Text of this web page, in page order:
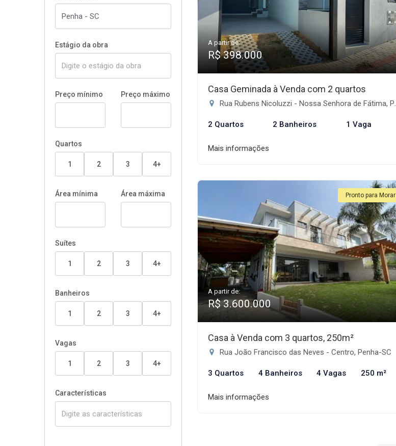
Estágio da obra
Preço mínimo Preço máximo
Quartos
1 2 3 4+
Área mínima Área máxima
Suítes
1 2 3 4+
Banheiros
1 2 3 4+
Vagas
1 2 3 4+
Características
A partir de:
R$ 398.000
Casa Geminada à Venda com 2 quartos
Rua Rubens Nicoluzzi - Nossa Senhora de Fátima, Penha-SC
2 Quartos 2 Banheiros 1 Vaga
Mais informações
Pronto para Morar
A partir de:
R$ 3.600.000
Casa à Venda com 3 quartos, 250m²
Rua João Francisco das Neves - Centro, Penha-SC
3 Quartos 4 Banheiros 4 Vagas 250 m²
Mais informações